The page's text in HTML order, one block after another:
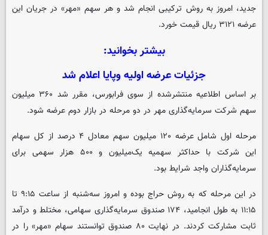
جدید، امروز به روش ترکیبی انجام شد و هر سهم «مهر» در جریان این
عرضه ۳۱۲۱ ریال قیمت خورد.
بیشتر بخوانید:
جزئیات عرضه اولیه وپایا اعلام شد
بر اساس اطلاعیه منتشرشده از سوی فرابورس، مقرر شد ۳۶۰ میلیون
سهم شرکت سرمایه‌گذاری مهر در دو مرحله در بازار دوم عرضه شود.
مرحله اول شامل عرضه ۱۲۰ میلیون سهم معادل ۴ درصد از کل سهام
این شرکت با حداکثر سهمیه یک‌میلیون و ۵۰۰ هزار سهمی برای
سرمایه‌گذاران واجد شرایط بود.
در این مرحله که به روش حراج بوده و امروز سه‌شنبه از ساعت ۹:۱۵ تا
۱۱:۱۵ به طول انجامید، ۱۷۴ صندوق سرمایه‌گذاری سهامی، مختلط و درآمد
ثابت مشارکت کردند. در نهایت ۸۰ صندوق توانستند سهام «مهر» را در